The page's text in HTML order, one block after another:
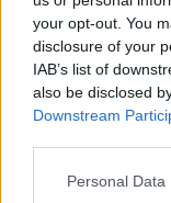
your opt-out. You
disclosure of your
IAB’s list of
also be disclosed
Downstream
Personal
los últimos años,
semifinalista en
España que
Eurocopa de
nueva final. En
distinguido por su
por su historia, la